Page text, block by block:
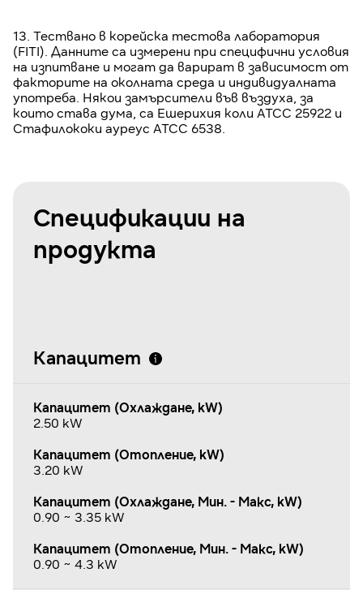
13. Тествано в корейска тестова лаборатория
(FITI). Данните са измерени при специфични условия
на изпитване и могат да варират в зависимост от
факторите на околната среда и индивидуалната
употреба. Някои замърсители във въздуха, за
които става дума, са Ешерихия коли ATCC 25922 и
Стафилококи ауреус ATCC 6538.
Спецификации на
продукта
Капацитет
Капацитет (Охлаждане, kW)
2.50 kW
Капацитет (Отопление, kW)
3.20 kW
Капацитет (Охлаждане, Мин. - Макс, kW)
0.90 ~ 3.35 kW
Капацитет (Отопление, Мин. - Макс, kW)
0.90 ~ 4.3 kW